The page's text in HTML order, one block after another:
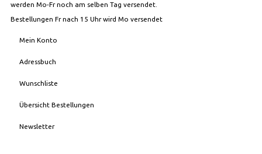
werden Mo-Fr noch am selben Tag versendet.
Bestellungen Fr nach 15 Uhr wird Mo versendet
Mein Konto
Adressbuch
Wunschliste
Übersicht Bestellungen
Newsletter